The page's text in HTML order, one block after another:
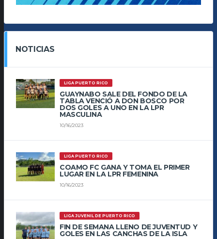
NOTICIAS
LIGA PUERTO RICO
GUAYNABO SALE DEL FONDO DE LA
TABLA VENCIÓ A DON BOSCO POR
DOS GOLES A UNO EN LA LPR
MASCULINA
10/16/2023
LIGA PUERTO RICO
COAMO FC GANA Y TOMA EL PRIMER
LUGAR EN LA LPR FEMENINA
10/16/2023
LIGA JUVENIL DE PUERTO RICO
FIN DE SEMANA LLENO DE JUVENTUD Y
GOLES EN LAS CANCHAS DE LA ISLA